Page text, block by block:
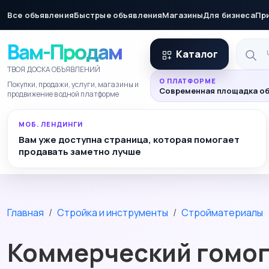
Все объявленияБыстрые объявленияМагазиныДля бизнеса
Вам-Продам
ТВОЯ ДОСКА ОБЪЯВЛЕНИЙ
Покупки, продажи, услуги, магазины и
продвижение в одной платформе
Каталог
О ПЛАТФОРМЕ
Современная площадка
МОБ. ЛЕНДИНГИ
Вам уже доступна страница, которая помогает
продавать заметно лучше
Главная Стройка и инструменты Стройматериалы
Коммерческий